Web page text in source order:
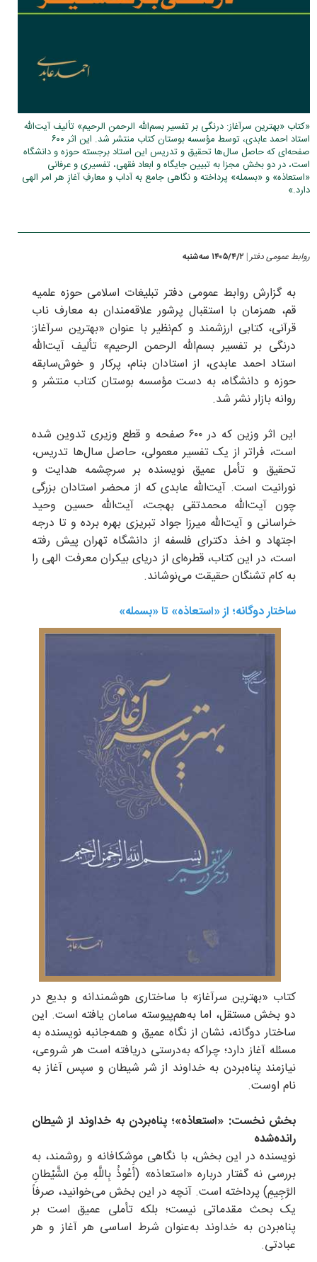
«کتاب «بهترین سرآغاز: درنگی بر تفسیر بسم‌الله الرحمن الرحیم» تألیف آیت‌الله
استاد احمد عابدی، توسط مؤسسه بوستان کتاب منتشر شد. این اثر ۶۰۰
صفحه‌ای که حاصل سال‌ها تحقیق و تدریس این استاد برجسته حوزه و دانشگاه
است، در دو بخش مجزا به تبیین جایگاه و ابعاد فقهی، تفسیری و عرفانی
«استعاذه» و «بسمله» پرداخته و نگاهی جامع به آداب و معارفِ آغازِ هر امر الهی
دارد.»
روابط عمومی دفتر ۱۴۰۵/۴/۲ سه‌شنبه
به گزارش روابط عمومی دفتر تبلیغات اسلامی حوزه علمیه
قم، همزمان با استقبال پرشور علاقه‌مندان به معارف ناب
قرآنی، کتابی ارزشمند و کم‌نظیر با عنوان «بهترین سرآغاز:
درنگی بر تفسیر بسم‌الله الرحمن الرحیم» تألیف آیت‌الله
استاد احمد عابدی، از استادان بنام، پرکار و خوش‌سابقه
حوزه و دانشگاه، به دست مؤسسه بوستان کتاب منتشر و
روانه بازار نشر شد.
این اثر وزین که در ۶۰۰ صفحه و قطع وزیری تدوین شده
است، فراتر از یک تفسیر معمولی، حاصل سال‌ها تدریس،
تحقیق و تأمل عمیق نویسنده بر سرچشمه هدایت و
نورانیت است. آیت‌الله عابدی که از محضر استادان بزرگی
چون آیت‌الله محمدتقی بهجت، آیت‌الله حسین وحید
خراسانی و آیت‌الله میرزا جواد تبریزی بهره برده و تا درجه
اجتهاد و اخذ دکترای فلسفه از دانشگاه تهران پیش رفته
است، در این کتاب، قطره‌ای از دریای بیکران معرفت الهی را
به کام تشنگان حقیقت می‌نوشاند.
ساختار دوگانه؛ از «استعاذه» تا «بسمله»
کتاب «بهترین سرآغاز» با ساختاری هوشمندانه و بدیع در
دو بخش مستقل، اما به‌هم‌پیوسته سامان یافته است. این
ساختار دوگانه، نشان از نگاه عمیق و همه‌جانبه نویسنده به
مسئله آغاز دارد؛ چراکه به‌درستی دریافته است هر شروعی،
نیازمند پناه‌بردن به خداوند از شر شیطان و سپس آغاز به
نام اوست.
بخش نخست: «استعاذه»؛ پناه‌بردن به خداوند از شیطان
رانده‌شده
نویسنده در این بخش، با نگاهی موشکافانه و روشمند، به
بررسی نه گفتار درباره «استعاذه» (أَعُوذُ بِاللَّهِ مِنَ الشَّیْطانِ
الرَّجِیمِ) پرداخته است. آنچه در این بخش می‌خوانید، صرفاً
یک بحث مقدماتی نیست؛ بلکه تأملی عمیق است بر
پناه‌بردن به خداوند به‌عنوان شرط اساسی هر آغاز و هر
عبادتی.